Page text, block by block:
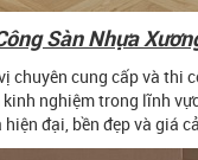
Sàn Nhựa
chuyên cung cấp và thi
nghiệm trong lĩnh
đại, bền đẹp và giá